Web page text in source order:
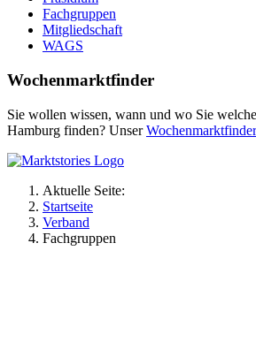
Fachgruppen
Mitgliedschaft
WAGS
Wochenmarktfinder
Sie wollen wissen, wann und wo Sie
Hamburg finden? UnserWochenmarktfinder
Aktuelle Seite:
Startseite
Verband
Fachgruppen